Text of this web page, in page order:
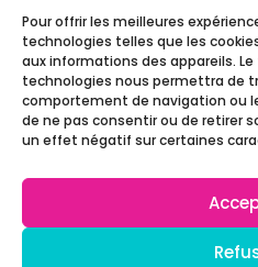
Pour offrir les meilleures
technologies telles que les
aux informations des appareils.
technologies nous permettra de
comportement de navigation ou
de ne pas consentir ou de retirer
un effet négatif sur certaines
NOTRE
© 2022 Chijiwi –
de Communication